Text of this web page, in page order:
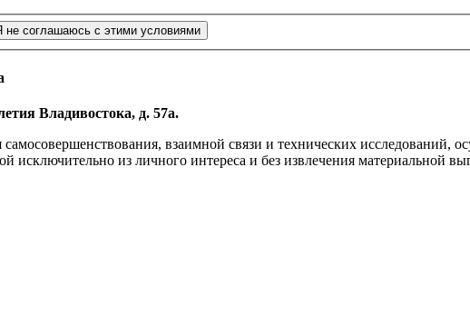
Владивостока, д. 57а.
самосовершенствования, взаимной связи и технических
исключительно из личного интереса и без извлечения материальной